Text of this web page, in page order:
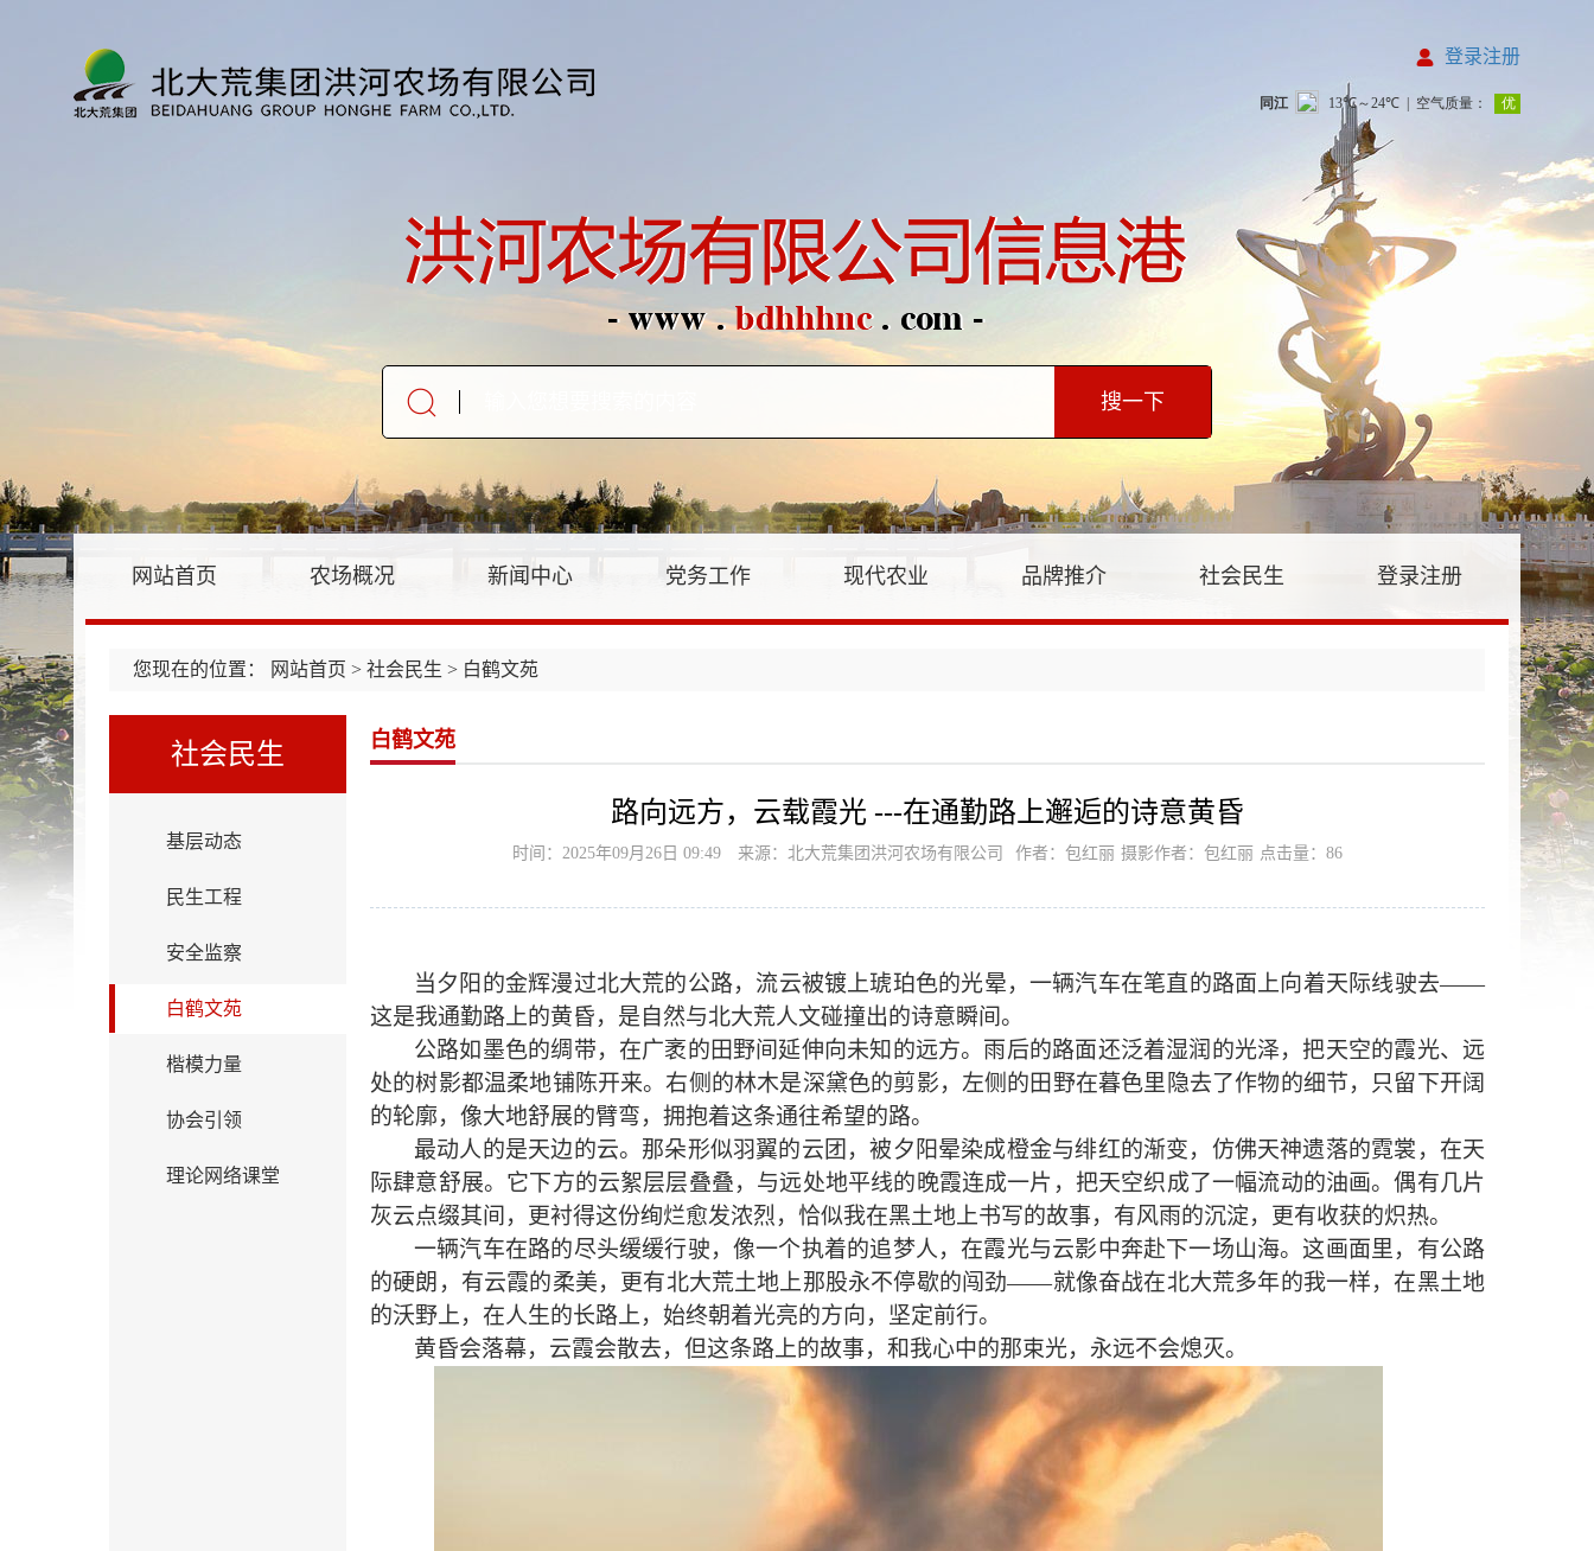
登录注册
搜一下
网站首页 农场概况 新闻中心 党务工作 现代农业 品牌推介 社会民生 登录注册
您现在的位置： 网站首页 > 社会民生 > 白鹤文苑
社会民生
基层动态
民生工程
安全监察
白鹤文苑
楷模力量
协会引领
理论网络课堂
白鹤文苑
路向远方，云载霞光 ---在通勤路上邂逅的诗意黄昏
时间：2025年09月26日 09:49 来源：北大荒集团洪河农场有限公司 作者：包红丽 摄影作者：包红丽 点击量： 86
当夕阳的金辉漫过北大荒的公路，流云被镀上琥珀色的光晕，一辆汽车在笔直的路面上向着天际线驶去——
这是我通勤路上的黄昏，是自然与北大荒人文碰撞出的诗意瞬间。
公路如墨色的绸带，在广袤的田野间延伸向未知的远方。雨后的路面还泛着湿润的光泽，把天空的霞光、远
处的树影都温柔地铺陈开来。右侧的林木是深黛色的剪影，左侧的田野在暮色里隐去了作物的细节，只留下开阔
的轮廓，像大地舒展的臂弯，拥抱着这条通往希望的路。
最动人的是天边的云。那朵形似羽翼的云团，被夕阳晕染成橙金与绯红的渐变，仿佛天神遗落的霓裳，在天
际肆意舒展。它下方的云絮层层叠叠，与远处地平线的晚霞连成一片，把天空织成了一幅流动的油画。偶有几片
灰云点缀其间，更衬得这份绚烂愈发浓烈，恰似我在黑土地上书写的故事，有风雨的沉淀，更有收获的炽热。
一辆汽车在路的尽头缓缓行驶，像一个执着的追梦人，在霞光与云影中奔赴下一场山海。这画面里，有公路
的硬朗，有云霞的柔美，更有北大荒土地上那股永不停歇的闯劲——就像奋战在北大荒多年的我一样，在黑土地
的沃野上，在人生的长路上，始终朝着光亮的方向，坚定前行。
黄昏会落幕，云霞会散去，但这条路上的故事，和我心中的那束光，永远不会熄灭。